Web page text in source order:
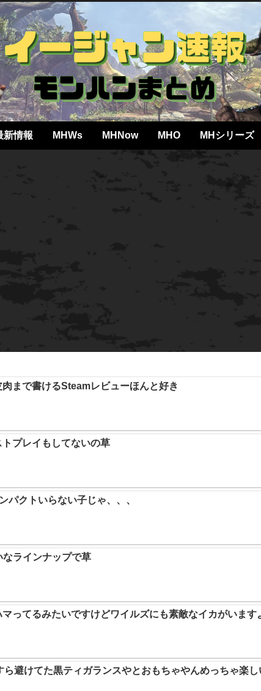
新情報 MHWs MHNow MHO MHシリーズ
まで書けるSteamレビューほんと好き
トプレイもしてないの草
パクトいらない子じゃ、、、
なラインナップで草
マってるみたいですけどワイルズにも素敵なイカがいます
ら避けてた黒ティガランスやとおもちゃやんめっちゃ楽し